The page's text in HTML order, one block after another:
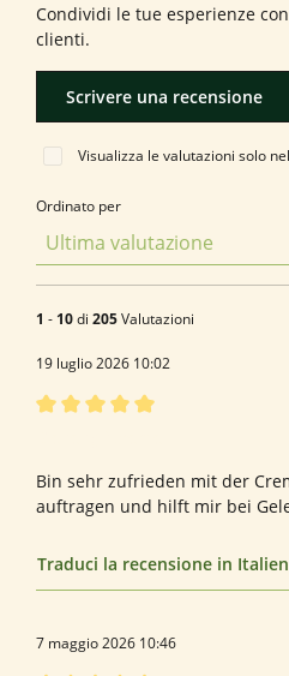
Condividi le tue esperienze
clienti.
Scrivere una recensione
Visualizza le valutazioni solo
Ordinato per
1 - 10di 205Valutazioni
19 luglio 2026 10:02
Bin sehr zufrieden mit der
auftragen und hilft mir bei
Traduci la recensione in
7 maggio 2026 10:46